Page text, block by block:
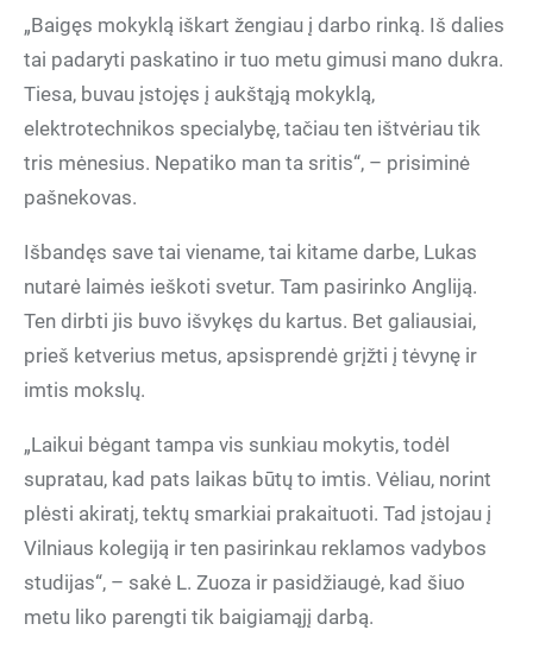
„Baigęs mokyklą iškart žengiau į darbo rinką. Iš dalies
tai padaryti paskatino ir tuo metu gimusi mano dukra.
Tiesa, buvau įstojęs į aukštąją mokyklą,
elektrotechnikos specialybę, tačiau ten ištvėriau tik
tris mėnesius. Nepatiko man ta sritis“, – prisiminė
pašnekovas.
Išbandęs save tai viename, tai kitame darbe, Lukas
nutarė laimės ieškoti svetur. Tam pasirinko Angliją.
Ten dirbti jis buvo išvykęs du kartus. Bet galiausiai,
prieš ketverius metus, apsisprendė grįžti į tėvynę ir
imtis mokslų.
„Laikui bėgant tampa vis sunkiau mokytis, todėl
supratau, kad pats laikas būtų to imtis. Vėliau, norint
plėsti akiratį, tektų smarkiai prakaituoti. Tad įstojau į
Vilniaus kolegiją ir ten pasirinkau reklamos vadybos
studijas“, – sakė L. Zuoza ir pasidžiaugė, kad šiuo
metu liko parengti tik baigiamąjį darbą.